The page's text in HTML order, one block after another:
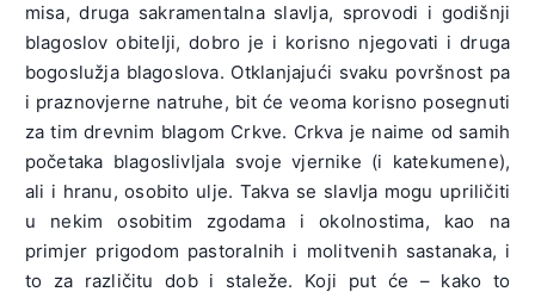
misa, druga sakramentalna slavlja, sprovodi i godišnji
blagoslov obitelji, dobro je i korisno njegovati i druga
bogoslužja blagoslova. Otklanjajući svaku površnost pa
i praznovjerne natruhe, bit će veoma korisno posegnuti
za tim drevnim blagom Crkve. Crkva je naime od samih
početaka blagoslivljala svoje vjernike (i katekumene),
ali i hranu, osobito ulje. Takva se slavlja mogu upriličiti
u nekim osobitim zgodama i okolnostima, kao na
primjer prigodom pastoralnih i molitvenih sastanaka, i
to za različitu dob i staleže. Koji put će – kako to